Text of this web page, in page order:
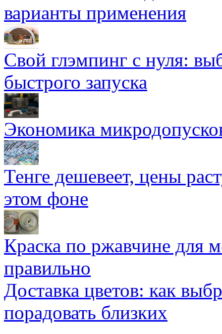
варианты применения
Свой глэмпинг с нуля:
быстрого запуска
Экономика
Тенге дешевеет, цены
этом фоне
Краска по ржавчине для
правильно
Доставка цветов: как
порадовать близких